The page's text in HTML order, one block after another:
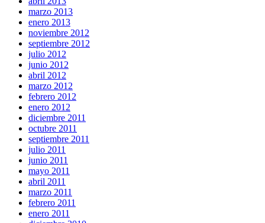
marzo 2013
enero 2013
noviembre 2012
septiembre 2012
julio 2012
junio 2012
abril 2012
marzo 2012
febrero 2012
enero 2012
diciembre 2011
octubre 2011
septiembre 2011
julio 2011
junio 2011
mayo 2011
abril 2011
marzo 2011
febrero 2011
enero 2011